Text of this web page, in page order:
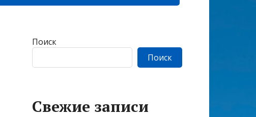
Поиск
Поиск
Свежие записи